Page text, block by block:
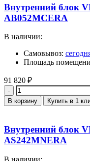
Внутренний блок
AB052MCERA
В наличии:
Самовывоз:
Площадь
91 820 ₽
Количество
В корзину Купить в 1
Внутренний блок
AS242MNERA
В наличии: